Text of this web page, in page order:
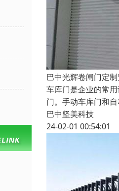
巴中光辉卷闸门定
车库门是企业的常
门。手动车库门和
巴中坚美科技
24-02-01 00:54:01